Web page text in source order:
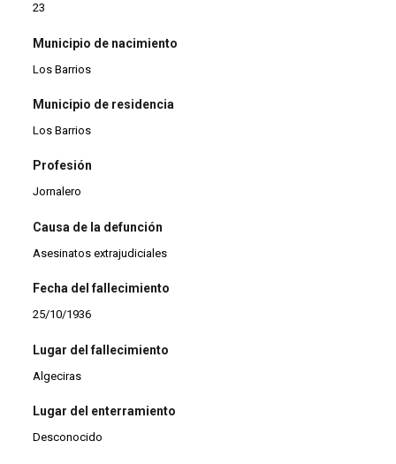
23
Municipio de nacimiento
Los Barrios
Municipio de residencia
Los Barrios
Profesión
Jornalero
Causa de la defunción
Asesinatos extrajudiciales
Fecha del fallecimiento
25/10/1936
Lugar del fallecimiento
Algeciras
Lugar del enterramiento
Desconocido